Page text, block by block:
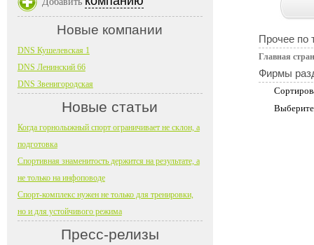
Прочее по
Главная
Фирмы
Новые компании
DNS Кушелевская 1
DNS Ленинский 66
DNS Звенигородская
Новые статьи
Когда горнолыжный спорт ограничивает не склон, а
подготовка
Спортивная знаменитость держится на результате, а
не только на инфоповоде
Спорт-комплекс нужен не только для тренировки,
но и для устойчивого режима
Пресс-релизы